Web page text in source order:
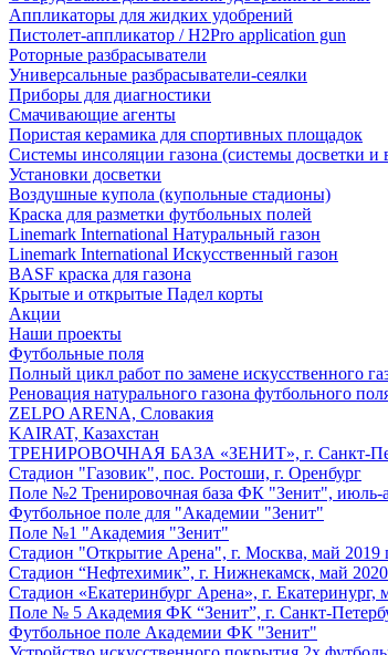
Аппликаторы для жидких удобрений
Пистолет-аппликатор / H2Pro application gun
Роторные разбрасыватели
Универсальные разбрасыватели-сеялки
Приборы для диагностики
Смачивающие агенты
Пористая керамика для спортивных площадок
Системы инсоляции газона (системы досветки и
Установки досветки
Воздушные купола (купольные стадионы)
Краска для разметки футбольных полей
Linemark International Натуральный газон
Linemark International Искусственный газон
BASF краска для газона
Крытые и открытые Падел корты
Акции
Наши проекты
Футбольные поля
Полный цикл работ по замене
Реновация натурального газона футбольного
ZELPO ARENA, Словакия
KAIRAT, Казахстан
ТРЕНИРОВОЧНАЯ БАЗА «ЗЕНИТ», г. Санкт-
Стадион "Газовик", пос. Ростоши, г. Оренбург
Поле №2 Тренировочная база ФК "Зенит", июль-
Футбольное поле для "Академии "Зенит"
Поле №1 "Академия "Зенит"
Стадион "Открытие Арена", г. Москва, май 2019
Стадион “Нефтехимик”, г. Нижнекамск, май 2020
Стадион «Екатеринбург Арена», г. Екатеринург,
Поле № 5 Академия ФК “Зенит”, г. Санкт-
Футбольное поле Академии ФК "Зенит"